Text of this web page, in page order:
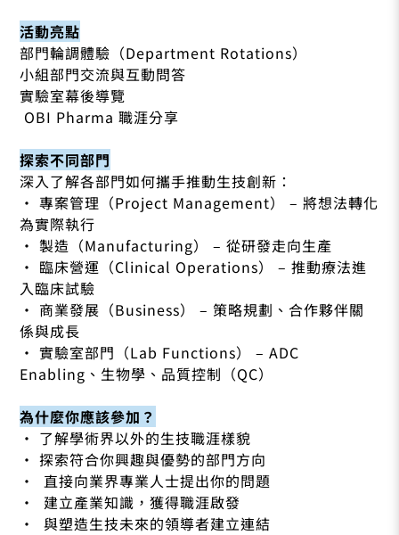
​活動亮點
​部門輪調體驗（Department Rotations）
小組部門交流與互動問答
實驗室幕後導覽
OBI Pharma 職涯分享
​探索不同部門
​深入了解各部門如何攜手推動生技創新：
· 專案管理（Project Management） – 將想法轉化
為實際執行
· 製造（Manufacturing） – 從研發走向生產
· 臨床營運（Clinical Operations） – 推動療法進
入臨床試驗
· 商業發展（Business） – 策略規劃、合作夥伴關
係與成長
· 實驗室部門（Lab Functions） – ADC
Enabling、生物學、品質控制（QC）
​為什麼你應該參加？
​· 了解學術界以外的生技職涯樣貌
· 探索符合你興趣與優勢的部門方向
· 直接向業界專業人士提出你的問題
· 建立產業知識，獲得職涯啟發
· 與塑造生技未來的領導者建立連結